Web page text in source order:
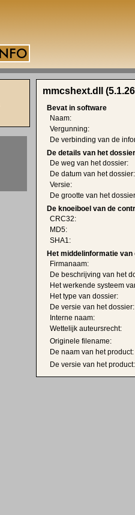
mmcshext.dll
Bevat in software
Naam:
Vergunning:
De verbinding van de
De details van het dossier
De weg van het dossier:
De datum van het dossier:
Versie:
De grootte van het
De knoeiboel van de
CRC32:
MD5:
SHA1:
Het middelinformatie van
Firmanaam:
De beschrijving van het
Het werkende systeem
Het type van dossier:
De versie van het dossier:
Interne naam:
Wettelijk auteursrecht:
Originele filename:
De naam van het product:
De versie van het product: